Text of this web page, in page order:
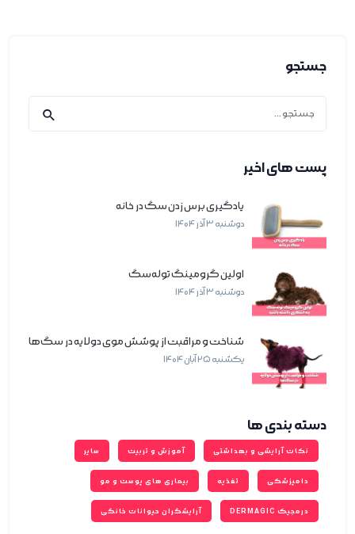
جستجو
پست های اخیر
یادگیری برس زدن سگ در خانه
دوشنبه 3 آذر 1404
اولین گرومینگ توله‌سگ
دوشنبه 3 آذر 1404
شناخت و مراقبت از پوشش موی دولایه در سگ‌ها
یکشنبه 25 آبان 1404
دسته بندی ‌ها
نکات آرایشی و بهداشتی آموزش و تربیت سایر
دامپزشکی تغذیه بیماری های پوست و مو
درمجیک DERMAGIC آرایشگران حیوانات خانگی